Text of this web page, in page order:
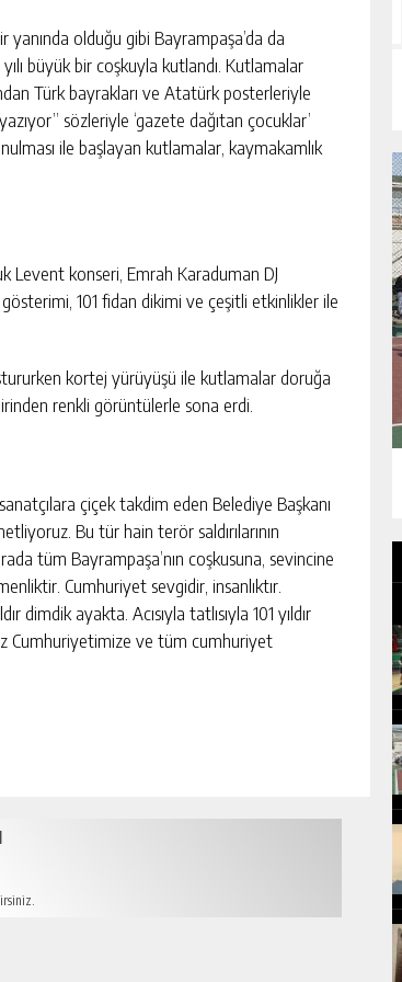
yanında olduğu gibi Bayrampaşa’da da
büyük bir coşkuyla kutlandı. Kutlamalar
Türk bayrakları ve Atatürk posterleriyle
sözleriyle ‘gazete dağıtan çocuklar’
ile başlayan kutlamalar, kaymakamlık
Levent konseri, Emrah Karaduman DJ
101 fidan dikimi ve çeşitli etkinlikler ile
kortej yürüyüşü ile kutlamalar doruğa
renkli görüntülerle sona erdi.
çiçek takdim eden Belediye Başkanı
Bu tür hain terör saldırılarının
tüm Bayrampaşa’nın coşkusuna, sevincine
Cumhuriyet sevgidir, insanlıktır.
dimdik ayakta. Acısıyla tatlısıyla 101 yıldır
Cumhuriyetimize ve tüm cumhuriyet